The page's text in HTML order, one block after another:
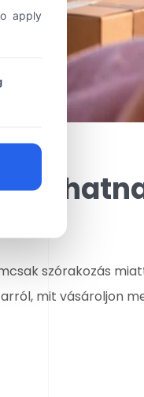
szórakozás
mit vásároljon
apply